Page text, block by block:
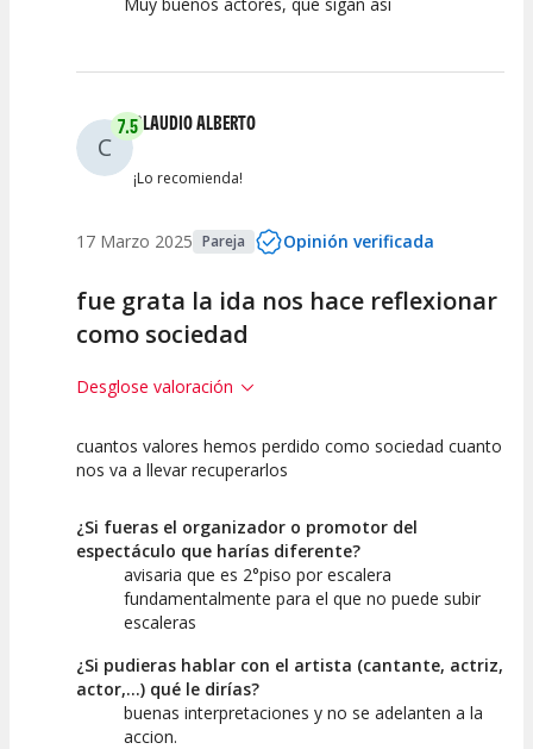
C
7.5CLAUDIO ALBERTO
¡Lo recomienda!
17 Marzo 2025 Pareja Opinión verificada
fue grata la ida nos hace reflexionar
como sociedad
Desglose valoración
7.5
Espectáculo
7.5
Escena
7.5
cuantos valores hemos perdido como sociedad cuanto
nos va a llevar recuperarlos
¿Si fueras el organizador o promotor del
espectáculo que harías diferente?
avisaria que es 2°piso por escalera
fundamentalmente para el que no puede subir
escaleras
¿Si pudieras hablar con el artista (cantante, actriz,
actor,...) qué le dirías?
buenas interpretaciones y no se adelanten a la
accion.